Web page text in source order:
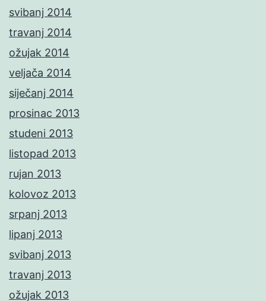
svibanj 2014
travanj 2014
ožujak 2014
veljača 2014
siječanj 2014
prosinac 2013
studeni 2013
listopad 2013
rujan 2013
kolovoz 2013
srpanj 2013
lipanj 2013
svibanj 2013
travanj 2013
ožujak 2013